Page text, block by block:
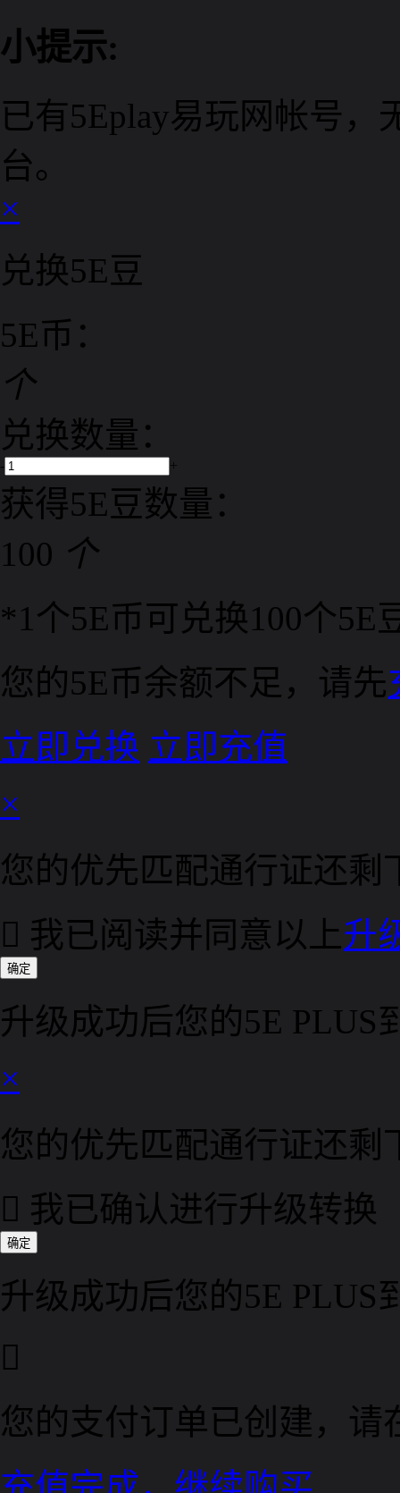
小提示:
已有5Eplay易玩网帐号
台。
×
兑换5E豆
5E币：
个
兑换数量：
- +
获得5E豆数量：
100 个
*1个5E币可兑换100个5E
您的5E币余额不足，请先
立即兑换 立即充值
×
您的优先匹配通行证还剩
 我已阅读并同意以上升
确定
升级成功后您的5E PLUS
×
您的优先匹配通行证还剩
 我已确认进行升级转换
确定
升级成功后您的5E PLUS

您的支付订单已创建，